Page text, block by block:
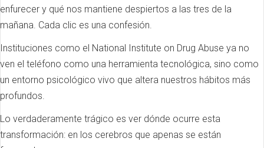
enfurecer y qué nos mantiene despiertos a las tres de la
mañana. Cada clic es una confesión.
Instituciones como el National Institute on Drug Abuse ya no
ven el teléfono como una herramienta tecnológica, sino como
un entorno psicológico vivo que altera nuestros hábitos más
profundos.
Lo verdaderamente trágico es ver dónde ocurre esta
transformación: en los cerebros que apenas se están